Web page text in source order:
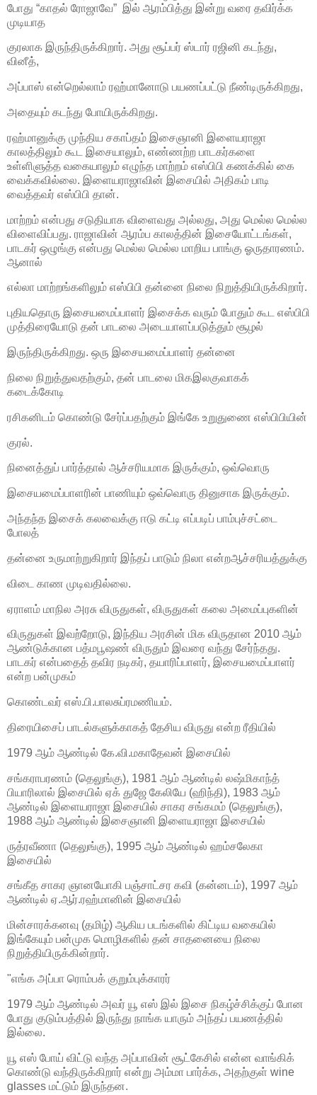
போது “காதல் ரோஜாவே” இல் ஆரம்பித்து இன்று வரை தவிர்க்க
முடியாத
குரலாக இருந்திருக்கிறார். அது சூப்பர் ஸ்டார் ரஜினி கடந்து,
வினீத்,
அப்பாஸ் என்றெல்லாம் ரஹ்மானோடு பயணப்பட்டு நீண்டிருக்கிறது,
அதையும் கடந்து போயிருக்கிறது.
ரஹ்மானுக்கு முந்திய சகாப்தம் இசைஞானி இளையராஜா
காலத்திலும் கூட இசையாலும், எண்ணற்ற பாடகர்களை
உள்ளிளுத்த வகையாலும் எழுந்த மாற்றம் எஸ்பிபி கணக்கில் கை
வைக்கவில்லை. இளையராஜாவின் இசையில் அதிகம் பாடி
வைத்தவர் எஸ்பிபி தான்.
மாற்றம் என்பது சடுதியாக விளைவது அல்லது, அது மெல்ல மெல்ல
விளைவிப்பது. ராஜாவின் ஆரம்ப காலத்தின் இசையோட்டங்கள்,
பாடகர் ஒழுங்கு என்பது மெல்ல மெல்ல மாறிய பாங்கு ஓருதாரணம்.
ஆனால்
எல்லா மாற்றங்களிலும் எஸ்பிபி தன்னை நிலை நிறுத்தியிருக்கிறார்.
புதியதொரு இசையமைப்பாளர் இசைக்க வரும் போதும் கூட எஸ்பிபி
முத்திரையோடு தன் பாடலை அடையாளப்படுத்தும் சூழல்
இருந்திருக்கிறது. ஒரு இசையமைப்பாளர் தன்னை
நிலை நிறுத்துவதற்கும், தன் பாடலை மிகஇலகுவாகக்
கடைக்கோடி
ரசிகனிடம் கொண்டு சேர்ப்பதற்கும் இங்கே உறுதுணை எஸ்பிபியின்
குரல்.
நினைத்துப் பார்த்தால் ஆச்சரியமாக இருக்கும், ஒவ்வொரு
இசையமைப்பாளரின் பாணியும் ஒவ்வொரு தினுசாக இருக்கும்.
அந்தந்த இசைக் கலவைக்கு ஈடு கட்டி எப்படிப் பாம்புச்சட்டை
போலத்
தன்னை உருமாற்றுகிறார் இந்தப் பாடும் நிலா என்றஆச்சரியத்துக்கு
விடை காண முடிவதில்லை.
ஏராளம் மாநில அரசு விருதுகள், விருதுகள் கலை அமைப்புகளின்
விருதுகள் இவற்றோடு, இந்திய அரசின் மிக விருதான 2010 ஆம்
ஆண்டுக்கான பத்மபூஷண் விருதும் இவரை வந்து சேர்ந்தது.
பாடகர் என்பதைத் தவிர நடிகர், தயாரிப்பாளர், இசையமைப்பாளர்
என்ற பன்முகம்
கொண்டவர் எஸ்.பி.பாலசுப்ரமணியம்.
திரையிசைப் பாடல்களுக்காகத் தேசிய விருது என்ற ரீதியில்
1979 ஆம் ஆண்டில் கே.வி.மகாதேவன் இசையில்
சங்கராபரணம் (தெலுங்கு), 1981 ஆம் ஆண்டில் லஷ்மிகாந்த்
பியாரிலால் இசையில் ஏக் துஜே கேலியே (ஹிந்தி), 1983 ஆம்
ஆண்டில் இளையராஜா இசையில் சாகர சங்கமம் (தெலுங்கு),
1988 ஆம் ஆண்டில் இசைஞானி இளையராஜா இசையில்
ருத்ரவீணா (தெலுங்கு), 1995 ஆம் ஆண்டில் ஹம்சலேகா
இசையில்
சங்கீத சாகர ஞானயோகி பஞ்சாட்சர கவி (கன்னடம்), 1997 ஆம்
ஆண்டில் ஏ.ஆர்.ரஹ்மானின் இசையில்
மின்சாரக்கனவு (தமிழ்) ஆகிய படங்களில் கிட்டிய வகையில்
இங்கேயும் பன்முக மொழிகளில் தன் சாதனையை நிலை
நிறுத்தியிருக்கின்றார்.
"எங்க அப்பா ரொம்பக் குறும்புக்காரர்
1979 ஆம் ஆண்டில் அவர் யூ எஸ் இல் இசை நிகழ்ச்சிக்குப் போன
போது குடும்பத்தில் இருந்து நாங்க யாரும் அந்தப் பயணத்தில்
இல்லை.
யூ எஸ் போய் விட்டு வந்த அப்பாவின் சூட்கேசில் என்ன வாங்கிக்
கொண்டு வந்திருக்கிறார் என்று அம்மா பார்க்க, அதற்குள் wine
glasses மட்டும் இருந்தன.